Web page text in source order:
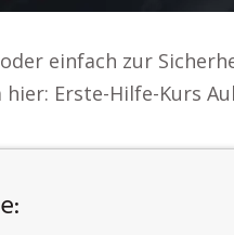
einfach zur
Erste-Hilfe-Kurs